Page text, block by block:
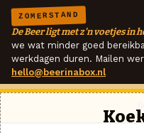
ZOMERSTAND
De Beer ligt met z'n voetjes in
we wat minder goed
werkdagen duren. Mailen
hello@beerinabox.nl